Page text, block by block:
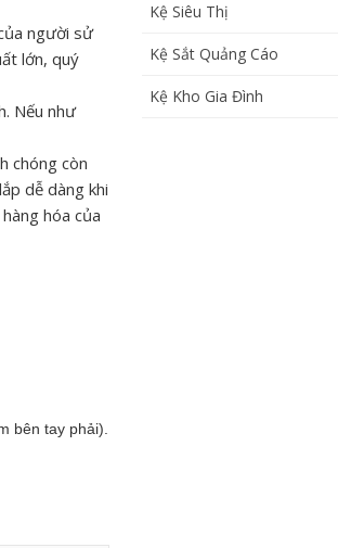
người sử
lớn, quý
Nếu như
chóng còn
dễ dàng khi
hóa của
bên tay phải).
Kệ Siêu Thị
Kệ Sắt Quảng Cáo
Kệ Kho Gia Đình